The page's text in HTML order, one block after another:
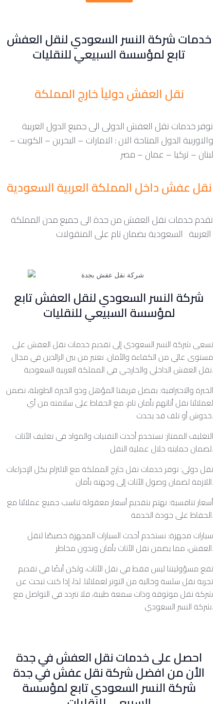
خدمات شركة النسر السعودي لنقل العفش
تابع لمؤسسة السبيعي للنقليات
نقل العفش دولياً خارج المملكة
نوفر خدمات نقل العفش الدولى الى جميع الدول العربية
والاوربية الدول المتاحة الان : الامارات – البحرين – الكويت –
لبنان – تركيا – عمان – مصر
نقل عفش داخل المملكة العربية السعودية
نقدم خدمات نقل العفش من جدة الى جميع مدن المملكة
شركة النسر السعودي لنقل العفش تابع
لمؤسسة السبيعي للنقليات
تسعى شركة النسر السعودي إلى تقديم خدمات نقل العفش على
مستوى عالي من الكفاءة والأمان. نعتبر من بين الرائدين في مجال
نقل العفش الداخلي والخارجي في المملكة العربية السعودية.
الخبرة والاحترافية: بفضل فريقنا المؤهل وذو الخبرة الطويلة، نضمن
لعملائنا نقل أثاثهم بأمان تام، مع الحفاظ على سلامته من أي
خدوش أو تلف قد يحدث.
التغليف الممتاز: نستخدم أحدث التقنيات والمواد في تغليف الأثاث
لضمان حمايته خلال عملية النقل.
نقل دولي: نوفر خدمات نقل خارج المملكة مع الالتزام بكل الإجراءات
اللازمة لضمان وصول الأثاث إلى وجهته بأمان.
أسعار تنافسية: نهتم بتقديم أسعار معقولة تناسب جميع عملائنا مع
الحفاظ على جودة الخدمة.
سيارات مجهزة: نستخدم أحدث السيارات المجهزة خصيصًا لنقل
العفش، مما يضمن نقل الأثاث بأمان وبدون مخاطر.
تقع مسؤوليتنا ليس فقط في نقل الأثاث، ولكن أيضًا في تقديم
تجربة نقل سلسة وخالية من التوتر لعملائنا. لذا، إذا كنت تبحث عن
شركة نقل موثوقة وذات سمعة طيبة، فلا تتردد في التواصل مع
شركة النسر السعودي.
احصل على خدمات نقل العفش في جدة
الأن من افضل شركة نقل عفش في جدة
شركة النسر السعودي تابع لمؤسسة